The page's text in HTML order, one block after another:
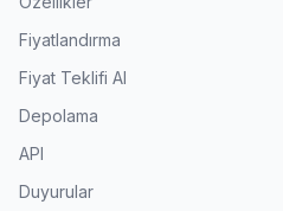
Fiyatlandırma
Fiyat Teklifi Al
Depolama
API
Duyurular